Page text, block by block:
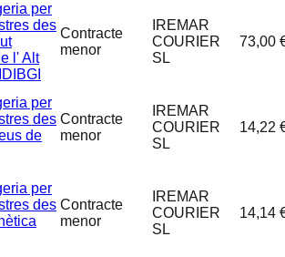
per
des
l' Alt
Contracte
menor
IREMAR
COURIER
SL
73,00
per
des
de
Contracte
menor
IREMAR
COURIER
SL
14,22
per
des Contracte
menor
IREMAR
COURIER
SL
14,14